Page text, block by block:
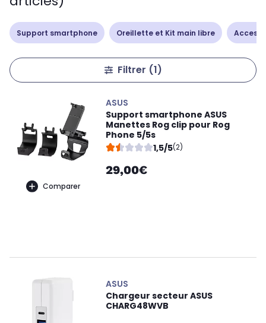
Support smartphone Oreillette et Kit main libre
Filtrer (1)
Comparer
ASUS
Support smartphone ASUS
Manettes Rog clip pour Rog
Phone 5/5s
1,5/5(2)
29,00€
ASUS
Chargeur secteur ASUS
CHARG48WVB